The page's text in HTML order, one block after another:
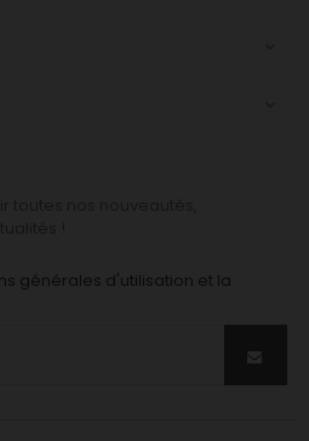
générales d'utilisation et la